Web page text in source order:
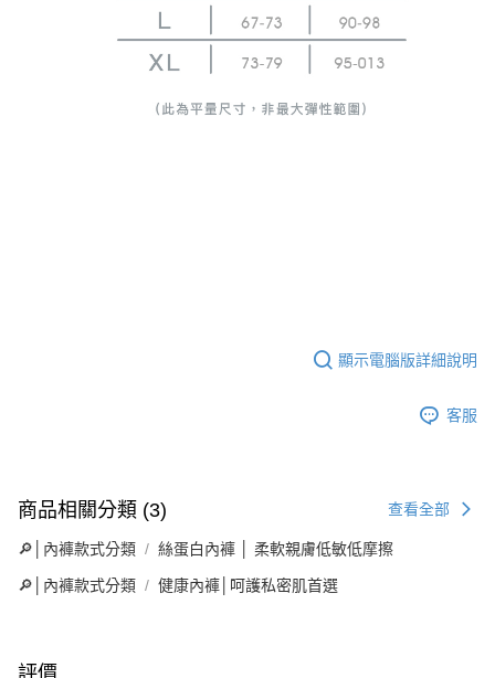
顯示電腦版詳細說明
客服
商品相關分類 (3) 查看全部
🔎│內褲款式分類 絲蛋白內褲 │ 柔軟親膚低敏低摩擦
🔎│內褲款式分類 健康內褲│呵護私密肌首選